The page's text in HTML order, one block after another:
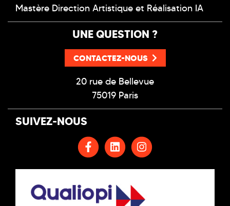
Mastère Direction Artistique et Réalisation IA
UNE QUESTION ?
CONTACTEZ-NOUS
20 rue de Bellevue
75019 Paris
SUIVEZ-NOUS